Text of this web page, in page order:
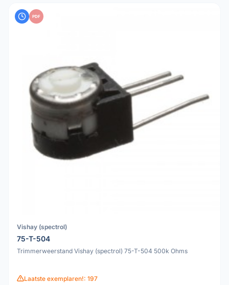
PDF
Vishay (spectrol)
75-T-504
Trimmerweerstand Vishay (spectrol) 75-T-504 500k Ohms
Laatste exemplaren!: 197